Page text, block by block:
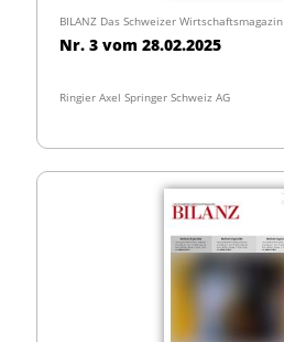
BILANZ Das Schweizer Wirtschaftsmagazin
Nr. 3 vom 28.02.2025
Ringier Axel Springer Schweiz AG